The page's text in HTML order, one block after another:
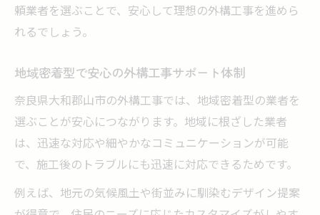
頼業者を選ぶことで、安心して理想の外構工事を進めら
れるでしょう。
地域密着型で安心の外構工事サポート体制
奈良県大和郡山市の外構工事では、地域密着型の業者を
選ぶことが安心につながります。地域に根ざした業者
は、迅速な対応や細やかなコミュニケーションが可能
で、施工後のトラブルにも迅速に対応できるためです。
例えば、地元の気候風土や街並みに馴染むデザイン提案